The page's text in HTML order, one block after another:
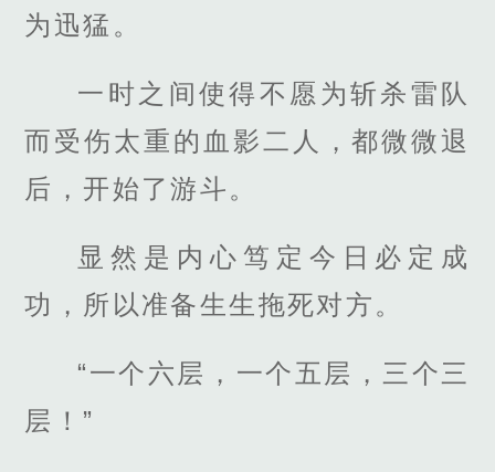
为迅猛。
一时之间使得不愿为斩杀雷队
而受伤太重的血影二人，都微微退
后，开始了游斗。
显然是内心笃定今日必定成
功，所以准备生生拖死对方。
“一个六层，一个五层，三个三
层！”